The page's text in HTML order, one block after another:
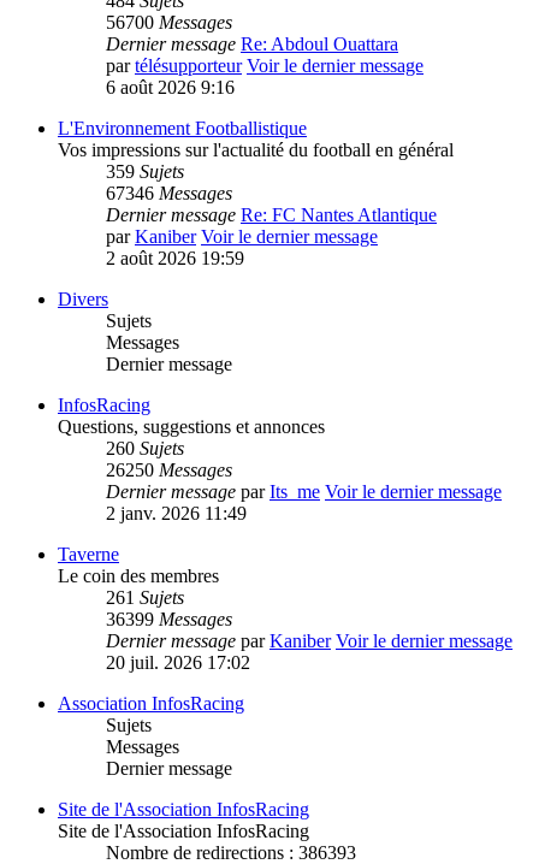
56700 Messages
Dernier message Re: Abdoul Ouattara
partélésupporteur Voir le dernier message
6 août 2026 9:16
L'Environnement Footballistique
Vos impressions sur l'actualité du football en général
359 Sujets
67346 Messages
Dernier message Re: FC Nantes Atlantique
parKaniber Voir le dernier message
2 août 2026 19:59
Divers
Sujets
Messages
Dernier message
InfosRacing
Questions, suggestions et annonces
260 Sujets
26250 Messages
Dernier message parIts_me Voir le dernier message
2 janv. 2026 11:49
Taverne
Le coin des membres
261 Sujets
36399 Messages
Dernier message parKaniber Voir le dernier message
20 juil. 2026 17:02
Association InfosRacing
Sujets
Messages
Dernier message
Site de l'Association InfosRacing
Site de l'Association InfosRacing
Nombre de redirections : 386393